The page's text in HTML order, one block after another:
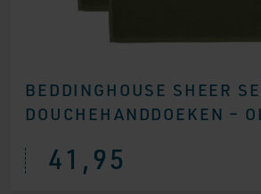
BEDDINGHOUSE SHEER
DOUCHEHANDDOEKEN –
41,95